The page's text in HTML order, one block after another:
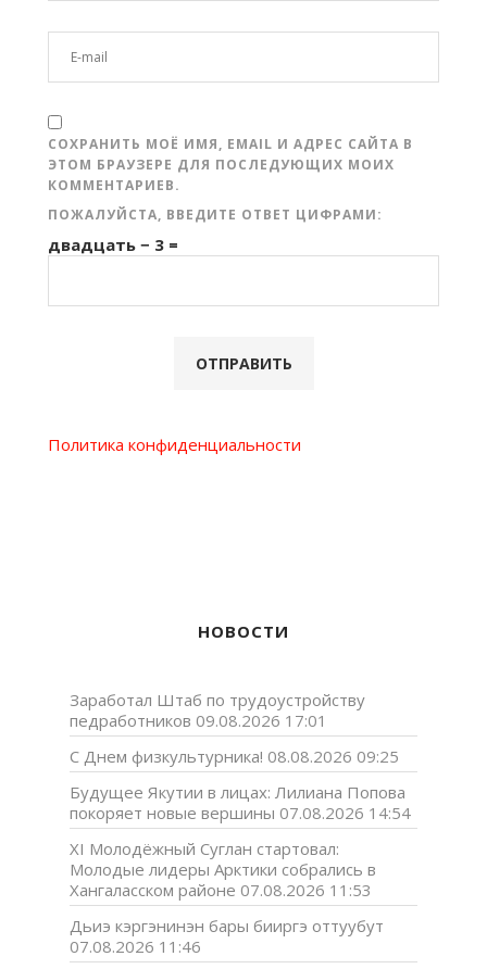
СОХРАНИТЬ МОЁ ИМЯ, EMAIL И АДРЕС САЙТА В
ЭТОМ БРАУЗЕРЕ ДЛЯ ПОСЛЕДУЮЩИХ МОИХ
КОММЕНТАРИЕВ.
ПОЖАЛУЙСТА, ВВЕДИТЕ ОТВЕТ ЦИФРАМИ:
двадцать − 3 =
Политика конфиденциальности
НОВОСТИ
Заработал Штаб по трудоустройству
педработников 09.08.2026 17:01
С Днем физкультурника! 08.08.2026 09:25
Будущее Якутии в лицах: Лилиана Попова
покоряет новые вершины 07.08.2026 14:54
XI Молодёжный Суглан стартовал:
Молодые лидеры Арктики собрались в
Хангаласском районе 07.08.2026 11:53
Дьиэ кэргэнинэн бары бииргэ оттуубут
07.08.2026 11:46